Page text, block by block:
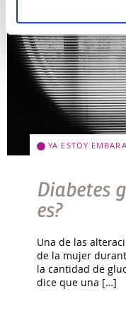
YA ESTOY
Diabetes
es?
Una de las
de la mujer
la cantidad de
dice que una […]